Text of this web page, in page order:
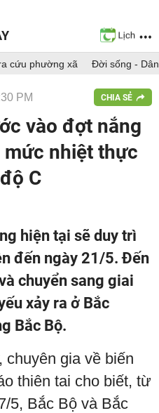
cứu phường xã Đời sống -
PM CHIA SẺ
vào đợt nắng
mức nhiệt thực
C
hiện tại sẽ duy trì
đến ngày 21/5. Đến
chuyển sang giai
xảy ra ở Bắc
Bắc Bộ.
chuyên gia về biến
thiên tai cho biết, từ
5, Bắc Bộ và Bắc